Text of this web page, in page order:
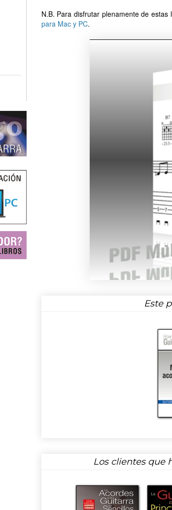
N.B. Para disfrutar plenamente de
para Mac y PC.
Este
Los clientes que